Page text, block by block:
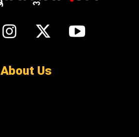
About Us